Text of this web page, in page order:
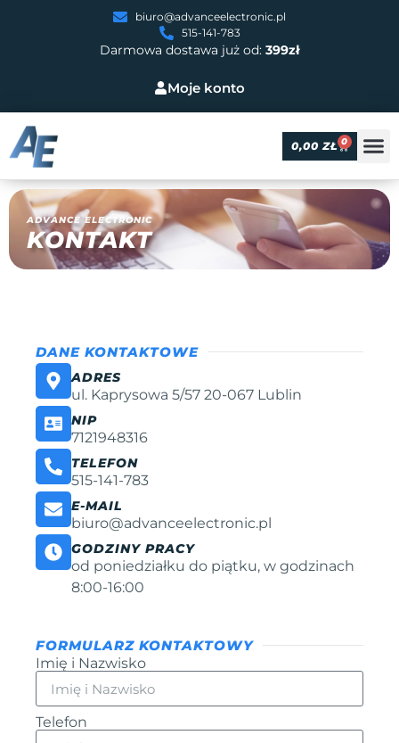
Moje konto
Darmowa dostawa już od: 399zł
biuro@advanceelectronic.pl
515-141-783
0,00 ZŁ 0
ADVANCE ELECTRONIC
KONTAKT
DANE KONTAKTOWE
ADRES
ul. Kaprysowa 5/57 20-067 Lublin
NIP
7121948316
TELEFON
515-141-783
E-MAIL
biuro@advanceelectronic.pl
GODZINY PRACY
od poniedziałku do piątku, w godzinach
8:00-16:00
FORMULARZ KONTAKTOWY
Imię i Nazwisko
Telefon